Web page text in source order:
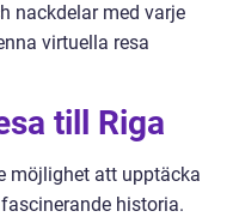
nackdelar med varje
virtuella resa
till Riga
möjlighet att upptäcka
historia.